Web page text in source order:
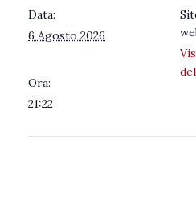
Data:
6 Agosto 2026
Ora:
21:22